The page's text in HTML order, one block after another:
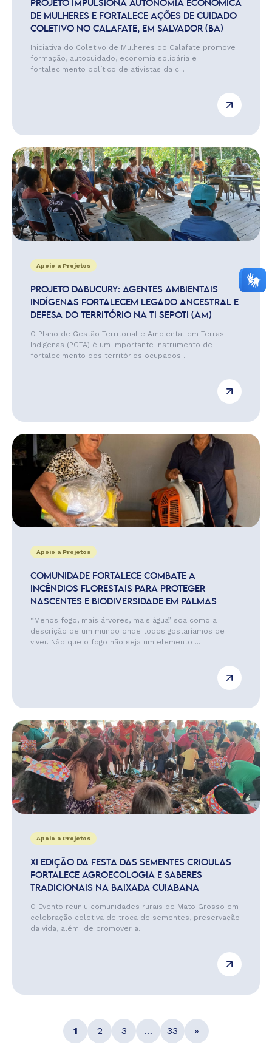
PROJETO IMPULSIONA AUTONOMIA ECONÔMICA
DE MULHERES E FORTALECE AÇÕES DE CUIDADO
COLETIVO NO CALAFATE, EM SALVADOR (BA)
Iniciativa do Coletivo de Mulheres do Calafate promove
formação, autocuidado, economia solidária e
fortalecimento político de ativistas da c...
Apoio a Projetos
PROJETO DABUCURY: AGENTES AMBIENTAIS
INDÍGENAS FORTALECEM LEGADO ANCESTRAL E
DEFESA DO TERRITÓRIO NA TI SEPOTI (AM)
O Plano de Gestão Territorial e Ambiental em Terras
Indígenas (PGTA) é um importante instrumento de
fortalecimento dos territórios ocupados ...
Apoio a Projetos
COMUNIDADE FORTALECE COMBATE A
INCÊNDIOS FLORESTAIS PARA PROTEGER
NASCENTES E BIODIVERSIDADE EM PALMAS
“Menos fogo, mais árvores, mais água” soa como a
descrição de um mundo onde todos gostaríamos de
viver. Não que o fogo não seja um elemento ...
Apoio a Projetos
XI EDIÇÃO DA FESTA DAS SEMENTES CRIOULAS
FORTALECE AGROECOLOGIA E SABERES
TRADICIONAIS NA BAIXADA CUIABANA
O Evento reuniu comunidades rurais de Mato Grosso em
celebração coletiva de troca de sementes, preservação
da vida, além de promover a...
1 2 3 … 33 »